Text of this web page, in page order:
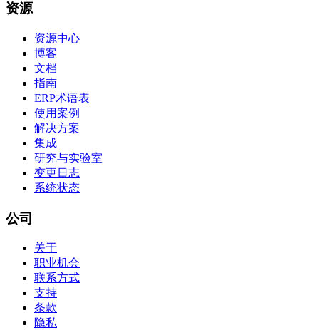
资源
资源中心
博客
文档
指南
ERP术语表
使用案例
解决方案
集成
研究与实验室
变更日志
系统状态
公司
关于
职业机会
联系方式
支持
条款
隐私